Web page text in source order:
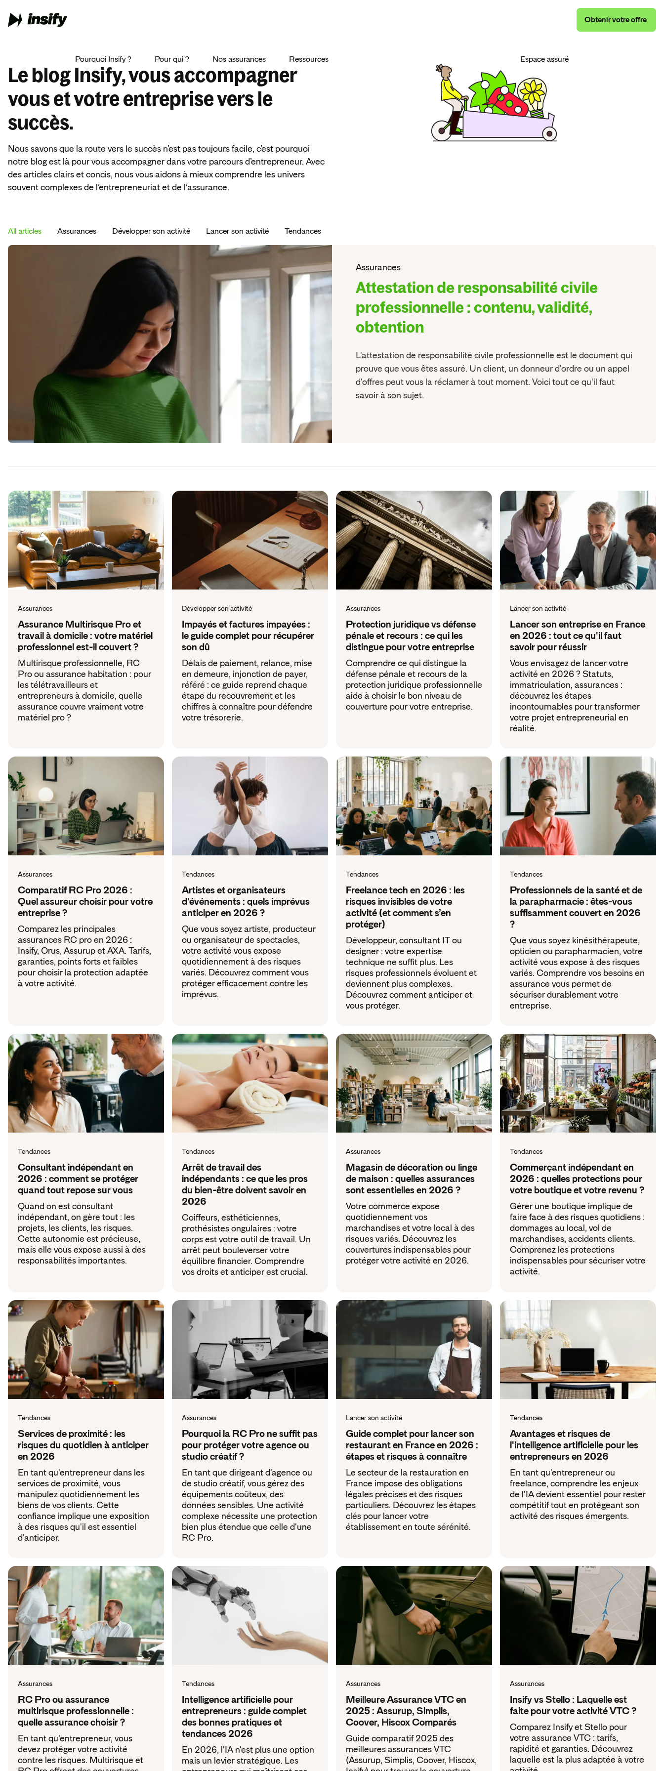
Pourquoi Insify ? Pour qui ? Nos assurances Ressources Espace assuré
Obtenirvotreoffre
Le blog Insify, vous accompagner
vous et votre entreprise vers le
succès.
Nous savons que la route vers le succès n’est pas toujours facile, c’est pourquoi
notre blog est là pour vous accompagner dans votre parcours d’entrepreneur. Avec
des articles clairs et concis, nous vous aidons à mieux comprendre les univers
souvent complexes de l’entrepreneuriat et de l’assurance.
All articles Assurances Développer son activité Lancer son activité Tendances
Assurances
Attestation de responsabilité civile
professionnelle : contenu, validité,
obtention
L'attestation de responsabilité civile professionnelle est le document qui
prouve que vous êtes assuré. Un client, un donneur d'ordre ou un appel
d'offres peut vous la réclamer à tout moment. Voici tout ce qu'il faut
savoir à son sujet.
Assurances
Assurance Multirisque Pro et
travail à domicile : votre matériel
professionnel est-il couvert ?
Multirisque professionnelle, RC
Pro ou assurance habitation : pour
les télétravailleurs et
entrepreneurs à domicile, quelle
assurance couvre vraiment votre
matériel pro ?
Développer son activité
Impayés et factures impayées :
le guide complet pour récupérer
son dû
Délais de paiement, relance, mise
en demeure, injonction de payer,
référé : ce guide reprend chaque
étape du recouvrement et les
chiffres à connaître pour défendre
votre trésorerie.
Assurances
Protection juridique vs défense
pénale et recours : ce qui les
distingue pour votre entreprise
Comprendre ce qui distingue la
défense pénale et recours de la
protection juridique professionnelle
aide à choisir le bon niveau de
couverture pour votre entreprise.
Lancer son activité
Lancer son entreprise en France
en 2026 : tout ce qu'il faut
savoir pour réussir
Vous envisagez de lancer votre
activité en 2026 ? Statuts,
immatriculation, assurances :
découvrez les étapes
incontournables pour transformer
votre projet entrepreneurial en
réalité.
Assurances
Comparatif RC Pro 2026 :
Quel assureur choisir pour votre
entreprise ?
Comparez les principales
assurances RC pro en 2026 :
Insify, Orus, Assurup et AXA. Tarifs,
garanties, points forts et faibles
pour choisir la protection adaptée
à votre activité.
Tendances
Artistes et organisateurs
d’événements : quels imprévus
anticiper en 2026 ?
Que vous soyez artiste, producteur
ou organisateur de spectacles,
votre activité vous expose
quotidiennement à des risques
variés. Découvrez comment vous
protéger efficacement contre les
imprévus.
Tendances
Freelance tech en 2026 : les
risques invisibles de votre
activité (et comment s’en
protéger)
Développeur, consultant IT ou
designer : votre expertise
technique ne suffit plus. Les
risques professionnels évoluent et
deviennent plus complexes.
Découvrez comment anticiper et
vous protéger.
Tendances
Professionnels de la santé et de
la parapharmacie : êtes-vous
suffisamment couvert en 2026
?
Que vous soyez kinésithérapeute,
opticien ou parapharmacien, votre
activité vous expose à des risques
variés. Comprendre vos besoins en
assurance vous permet de
sécuriser durablement votre
entreprise.
Tendances
Consultant indépendant en
2026 : comment se protéger
quand tout repose sur vous
Quand on est consultant
indépendant, on gère tout : les
projets, les clients, les risques.
Cette autonomie est précieuse,
mais elle vous expose aussi à des
responsabilités importantes.
Tendances
Arrêt de travail des
indépendants : ce que les pros
du bien-être doivent savoir en
2026
Coiffeurs, esthéticiennes,
prothésistes ongulaires : votre
corps est votre outil de travail. Un
arrêt peut bouleverser votre
équilibre financier. Comprendre
vos droits et anticiper est crucial.
Assurances
Magasin de décoration ou linge
de maison : quelles assurances
sont essentielles en 2026 ?
Votre commerce expose
quotidiennement vos
marchandises et votre local à des
risques variés. Découvrez les
couvertures indispensables pour
protéger votre activité en 2026.
Tendances
Commerçant indépendant en
2026 : quelles protections pour
votre boutique et votre revenu ?
Gérer une boutique implique de
faire face à des risques quotidiens :
dommages au local, vol de
marchandises, accidents clients.
Comprenez les protections
indispensables pour sécuriser votre
activité.
Tendances
Services de proximité : les
risques du quotidien à anticiper
en 2026
En tant qu'entrepreneur dans les
services de proximité, vous
manipulez quotidiennement les
biens de vos clients. Cette
confiance implique une exposition
à des risques qu'il est essentiel
d'anticiper.
Assurances
Pourquoi la RC Pro ne suffit pas
pour protéger votre agence ou
studio créatif ?
En tant que dirigeant d'agence ou
de studio créatif, vous gérez des
équipements coûteux, des
données sensibles. Une activité
complexe nécessite une protection
bien plus étendue que celle d'une
RC Pro.
Lancer son activité
Guide complet pour lancer son
restaurant en France en 2026 :
étapes et risques à connaître
Le secteur de la restauration en
France impose des obligations
légales précises et des risques
particuliers. Découvrez les étapes
clés pour lancer votre
établissement en toute sérénité.
Tendances
Avantages et risques de
l'intelligence artificielle pour les
entrepreneurs en 2026
En tant qu'entrepreneur ou
freelance, comprendre les enjeux
de l'IA devient essentiel pour rester
compétitif tout en protégeant son
activité des risques émergents.
Assurances
RC Pro ou assurance
multirisque professionnelle :
quelle assurance choisir ?
En tant qu'entrepreneur, vous
devez protéger votre activité
contre les risques. Multirisque et
Tendances
Intelligence artificielle pour
entrepreneurs : guide complet
des bonnes pratiques et
tendances 2026
En 2026, l'IA n'est plus une option
mais un levier stratégique. Les
Assurances
Meilleure Assurance VTC en
2025 : Assurup, Simplis,
Coover, Hiscox Comparés
Guide comparatif 2025 des
meilleures assurances VTC
(Assurup, Simplis, Coover, Hiscox,
Assurances
Insify vs Stello : Laquelle est
faite pour votre activité VTC ?
Comparez Insify et Stello pour
votre assurance VTC : tarifs,
rapidité et garanties. Découvrez
laquelle est la plus adaptée à votre